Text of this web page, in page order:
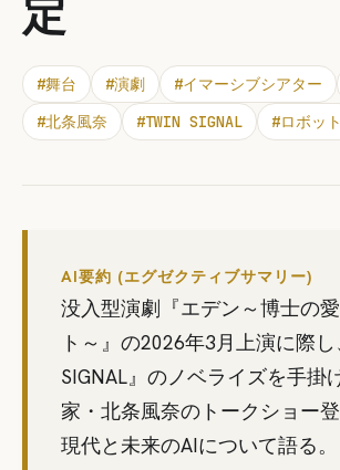
定
#舞台 #演劇 #イマーシブシアター
#北条風奈 #TWIN SIGNAL #ロボット
AI要約 (エグゼクティブサマリー)
没入型演劇『エデン～博士の
ト～』の2026年3月上演に際
SIGNAL』のノベライズを手掛
家・北条風奈のトークショー登
現代と未来のAIについて語る。